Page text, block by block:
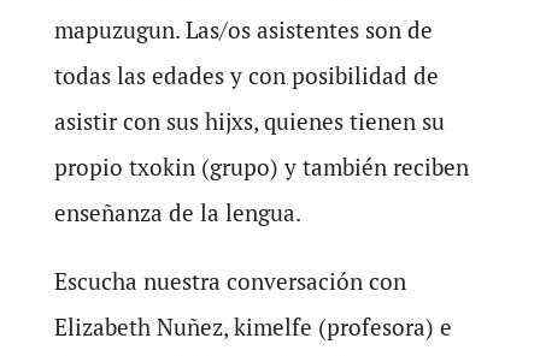
mapuzugun. Las/os asistentes son de
todas las edades y con posibilidad de
asistir con sus hijxs, quienes tienen su
propio txokin (grupo) y también reciben
enseñanza de la lengua.
Escucha nuestra conversación con
Elizabeth Nuñez, kimelfe (profesora) e